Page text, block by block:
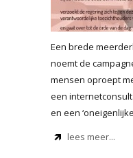
Een brede
noemt de
mensen oproept
een
en een
lees meer...